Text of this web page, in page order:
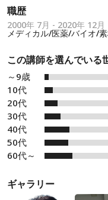
職歴
2000年 7月 - 2020年 12月
メディカル/医薬/バイオ/
この講師を選んでいる
～9歳
10代
20代
30代
40代
50代
60代～
ギャラリー